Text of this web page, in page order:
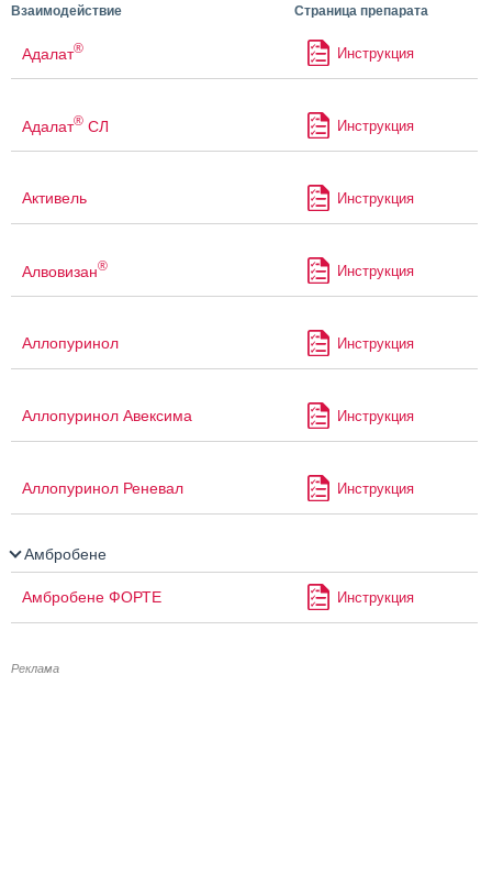
Взаимодействие Страница препарата
Адалат® Инструкция
Адалат® СЛ Инструкция
Активель Инструкция
Алвовизан® Инструкция
Аллопуринол Инструкция
Аллопуринол Авексима Инструкция
Аллопуринол Реневал Инструкция
Амбробене
Амбробене ФОРТЕ Инструкция
Реклама